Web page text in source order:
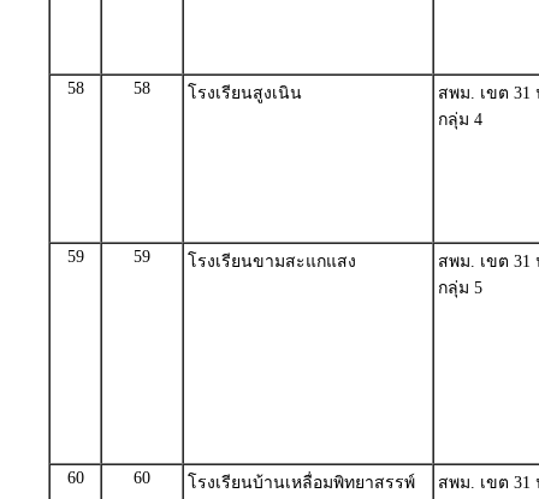
58 58 โรงเรียนสูงเนิน
สพม. เขต
กลุ่ม 4
59 59 โรงเรียนขามสะแกแสง
สพม. เขต
กลุ่ม 5
60 60 โรงเรียนบ้านเหลื่อมพิทยาสรรพ์
สพม. เขต